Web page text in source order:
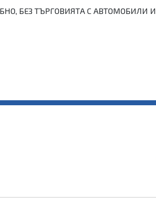
БЕЗ ТЪРГОВИЯТА С АВТОМОБИЛИ И